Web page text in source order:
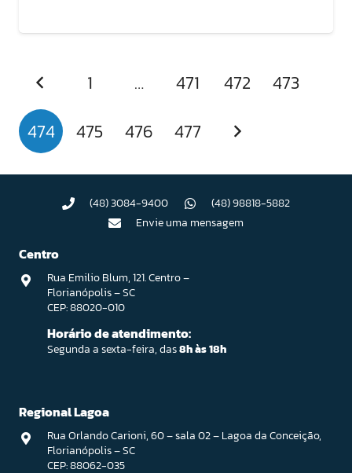
1 … 471 472
473
474
475 476 477
(48) 3084-9400
(48) 98818-5882
Envie uma mensagem
Centro
Rua Emilio Blum, 121. Centro –
Florianópolis – SC
CEP: 88020-010
Horário de atendimento:
Segunda a sexta-feira, das8h às 18h
Regional Lagoa
Rua Orlando Carioni, 60 – sala 02 – Lagoa da Conceição,
Florianópolis – SC
CEP: 88062-035